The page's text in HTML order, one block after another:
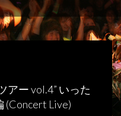
アー vol.4” いった
(Concert Live)